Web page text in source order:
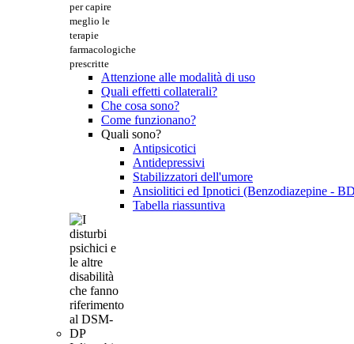
per capire
meglio le
terapie
farmacologiche
prescritte
Attenzione alle modalità di uso
Quali effetti collaterali?
Che cosa sono?
Come funzionano?
Quali sono?
Antipsicotici
Antidepressivi
Stabilizzatori dell'umore
Ansiolitici ed Ipnotici (Benzodiazepine -
Tabella riassuntiva